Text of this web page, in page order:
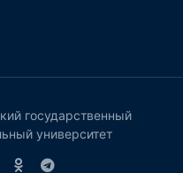
государственный
университет